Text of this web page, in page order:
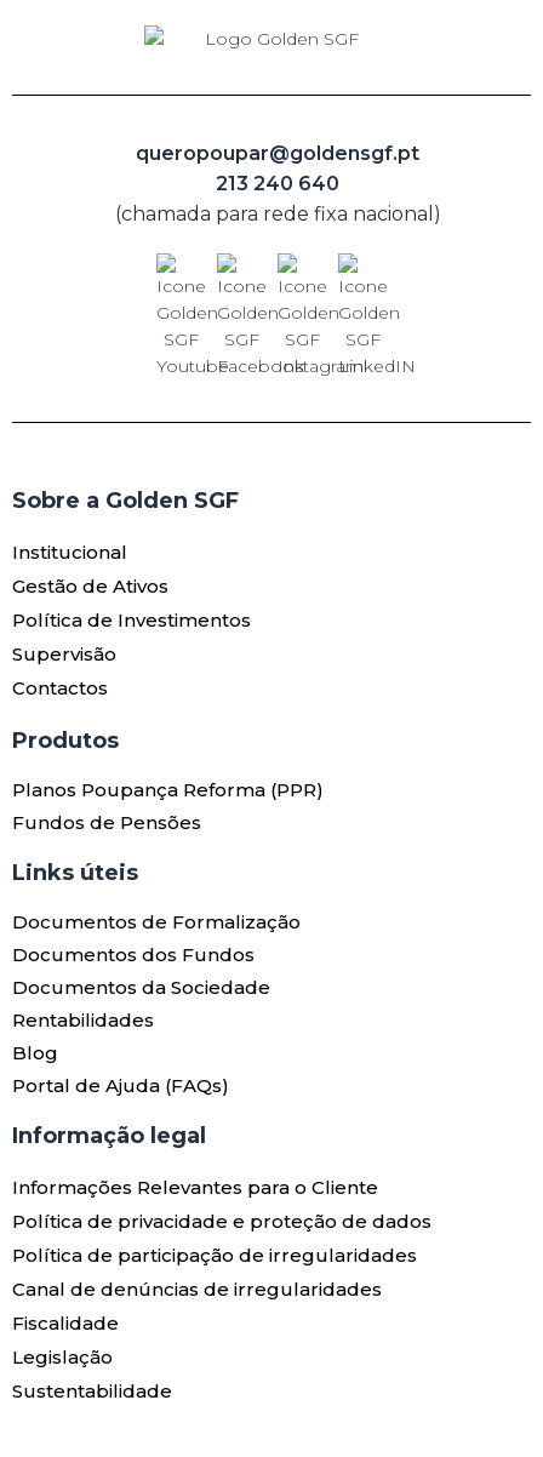
queropoupar@goldensgf.pt
213 240 640
(chamada para rede fixa nacional)
Sobre a Golden SGF
Institucional
Gestão de Ativos
Política de Investimentos
Supervisão
Contactos
Produtos​
Planos Poupança Reforma (PPR)
Fundos de Pensões
Links úteis​
Documentos de Formalização
Documentos dos Fundos
Documentos da Sociedade
Rentabilidades
Blog
Portal de Ajuda (FAQs)
Informação legal
Informações Relevantes para o Cliente
Política de privacidade e proteção de dados
Política de participação de irregularidades
Canal de denúncias de irregularidades
Fiscalidade
Legislação
Sustentabilidade